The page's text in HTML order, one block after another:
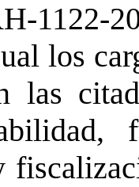
1122-
los
las